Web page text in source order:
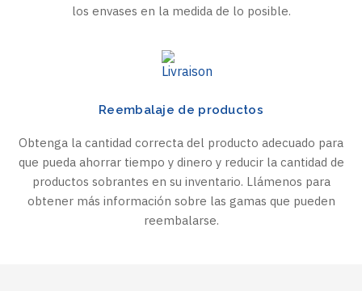
los envases en la medida de lo posible.
Reembalaje de productos
Obtenga la cantidad correcta del producto adecuado para
que pueda ahorrar tiempo y dinero y reducir la cantidad de
productos sobrantes en su inventario. Llámenos para
obtener más información sobre las gamas que pueden
reembalarse.